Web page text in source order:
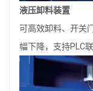
液压卸料装置
可高效卸料、开关
幅下降，支持PLC